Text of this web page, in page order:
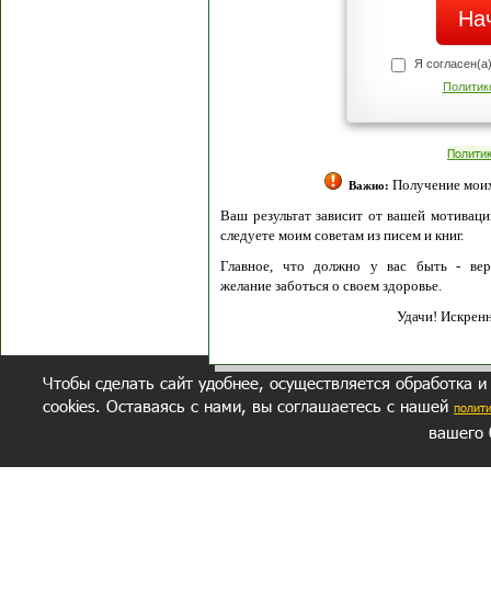
Я
Важно: Получение
Ваш результат зависит от вашей
следуете моим советам из писем и книг.
Главное, что должно у вас быть -
желание заботься о своем здоровье.
Удачи!
Чтобы сделать сайт удобнее, осуществляется обработка
cookies. Оставаясь с нами, вы соглашаетесь с нашей
вашего